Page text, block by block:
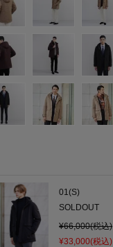
01(S)
SOLDOUT
¥66,000(税込)
¥33,000(税込)